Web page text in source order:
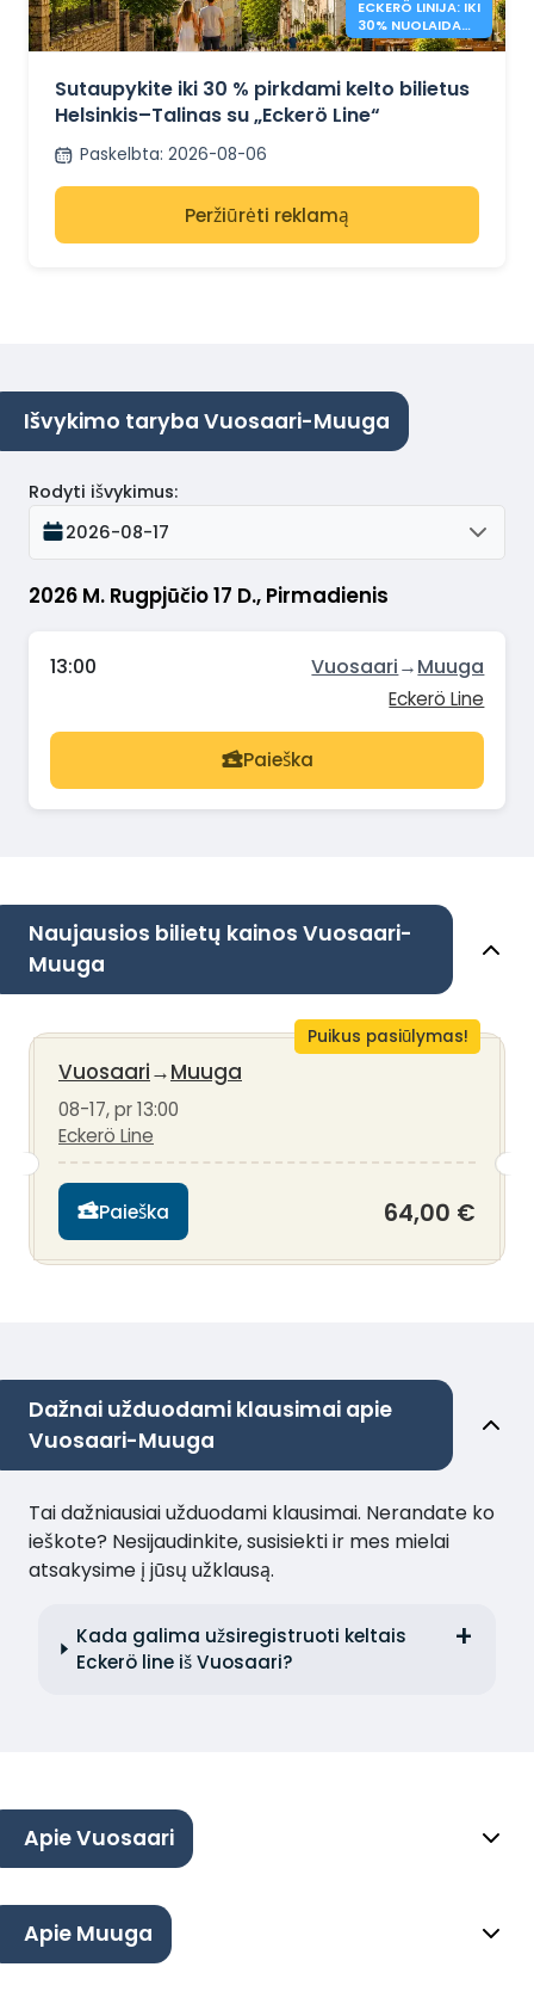
ECKERÖ LINIJA: IKI
30% NUOLAIDA
HELSINKIS –
Sutaupykite iki 30 % pirkdami kelto bilietus
Helsinkis–Talinas su „Eckerö Line“
Paskelbta: 2026-08-06
Peržiūrėti reklamą
Išvykimo taryba Vuosaari-Muuga
2026 M. Rugpjūčio 17 D., Pirmadienis
Rodyti išvykimus:
2026-08-17
13:00 Vuosaari→Muuga
Eckerö Line
Paieška
Naujausios bilietų kainos Vuosaari-
Muuga
Puikus pasiūlymas!
Vuosaari→Muuga
08-17, pr 13:00
Eckerö Line
Paieška 64,00 €
Dažnai užduodami klausimai apie
Vuosaari-Muuga
Tai dažniausiai užduodami klausimai. Nerandate ko
ieškote? Nesijaudinkite, susisiekti ir mes mielai
atsakysime į jūsų užklausą.
Kada galima užsiregistruoti keltais
Eckerö line iš Vuosaari?
Apie Vuosaari
Apie Muuga